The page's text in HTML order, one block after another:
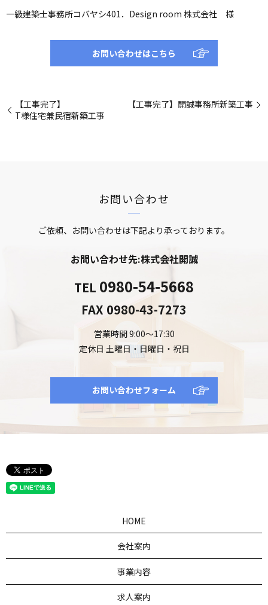
一級建築士事務所コバヤシ401．Design room 株式会社 様
お問い合わせはこちら
【工事完了】
T様住宅兼民宿新築工事
【工事完了】開誠事務所新築工事
お問い合わせ
ご依頼、お問い合わせは下記より承っております。
お問い合わせ先:株式会社開誠
TEL 0980-54-5668
FAX 0980-43-7273
営業時間 9:00～17:30
定休日 土曜日・日曜日・祝日
お問い合わせフォーム
HOME
会社案内
事業内容
求人案内